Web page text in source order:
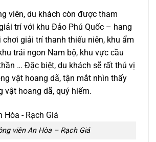
viên, du khách còn được tham
trí với khu Đảo Phú Quốc – hang
chơi giải trí thanh thiếu niên, khu ẩm
trái ngon Nam bộ, khu vực cầu
… Đặc biệt, du khách sẽ rất thú vị
vật hoang dã, tận mắt nhìn thấy
vật hoang dã, quý hiếm.
viên An Hòa – Rạch Giá